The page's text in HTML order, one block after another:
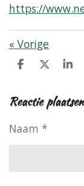
https://
« Vorige
D
e
D
l
S
r
Reactie plaatsen
Naam *